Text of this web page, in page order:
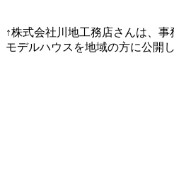
↑株式会社川地工務店さんは、事
モデルハウスを地域の方に公開